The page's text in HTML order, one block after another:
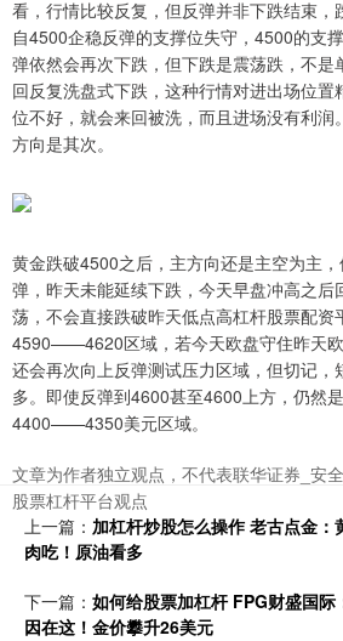
看，行情比较反复，但反弹并非下跌结束
自4500企稳反弹的支撑位失守，4500的支
弹依然会再次下跌，但下跌是震荡跌，不是
回反复洗盘式下跌，这种行情对进出场位置
位不好，就会来回被洗，而且进场没有利润
方向是其次。
黄金跌破4500之后，主方向还是主空为主
弹，昨天未能延续下跌，今天早盘冲高之后
荡，不会直接跌破昨天低点高杠杆股票配资
4590——4620区域，若今天欧盘守住昨天
还会再次向上反弹测试压力区域，但切记，
多。即使反弹到4600甚至4600上方，仍然
4400——4350美元区域。
文章为作者独立观点，不代表联华证券_安
股票杠杆平台观点
上一篇： 加杠杆炒股怎么操作 老古点金
肉吃！原油看多
下一篇： 如何给股票加杠杆 FPG财盛国际
因在这！金价攀升26美元